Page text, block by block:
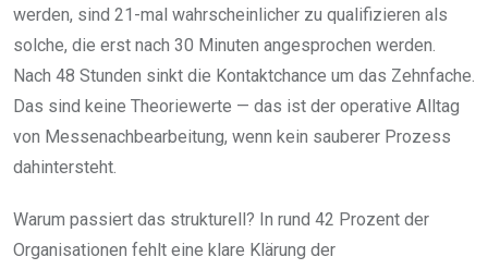
werden, sind 21-mal wahrscheinlicher zu qualifizieren als
solche, die erst nach 30 Minuten angesprochen werden.
Nach 48 Stunden sinkt die Kontaktchance um das Zehnfache.
Das sind keine Theoriewerte — das ist der operative Alltag
von Messenachbearbeitung, wenn kein sauberer Prozess
dahintersteht.
Warum passiert das strukturell? In rund 42 Prozent der
Organisationen fehlt eine klare Klärung der